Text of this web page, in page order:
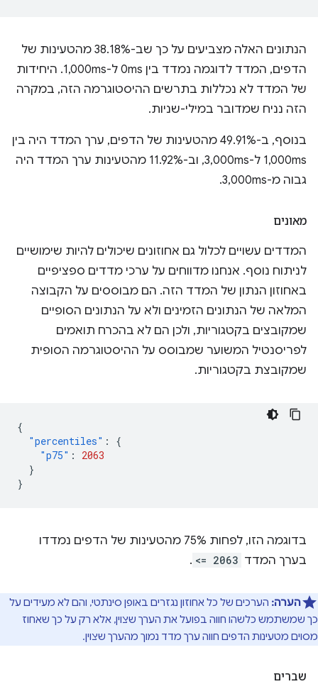
הנתונים האלה מצביעים על כך שב-38.18% מהטעינות של
הדפים, המדד לדוגמה נמדד בין 0ms ל-1,000ms. היחידות
של המדד לא נכללות בתרשים ההיסטוגרמה הזה, במקרה
הזה נניח שמדובר במילי-שניות.
בנוסף, ב-49.91% מהטעינות של הדפים, ערך המדד היה בין
1,000ms ל-3,000ms, וב-11.92% מהטעינות ערך המדד היה
גבוה מ-3,000ms.
מאונים
המדדים עשויים לכלול גם אחוזונים שיכולים להיות שימושיים
לניתוח נוסף. אנחנו מדווחים על ערכי מדדים ספציפיים
באחוזון הנתון של המדד הזה. הם מבוססים על הקבוצה
המלאה של הנתונים הזמינים ולא על הנתונים הסופיים
שמקובצים בקטגוריות, ולכן הם לא בהכרח תואמים
לפריסנטיל המשוער שמבוסס על ההיסטוגרמה הסופית
שמקובצת בקטגוריות.
{
"percentiles" :
{
"p75" :
2063
}
}
בדוגמה הזו, לפחות 75% מהטעינות של הדפים נמדדו
בערך המדד <= 2063
.
הערה: הערכים של כל אחוזון נגזרים באופן סינתטי, והם לא מעידים על
כך שמשתמש כלשהו חווה בפועל את הערך שצוין, אלא רק על כך שאחוז
מסוים מטעינות הדפים חווה ערך מדד נמוך מהערך שצוין.
שברים